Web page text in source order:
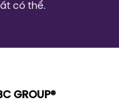
có thể.
GROUP®